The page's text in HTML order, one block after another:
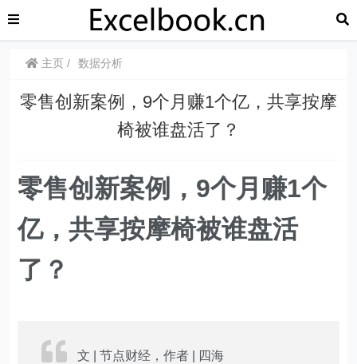
主页 数据分析
​​零售创新案例，9个月赚1个亿，共享按摩
椅被谁盘活了？
​​零售创新案例， 9个月赚1个
亿，共享按摩椅被谁盘活
了？
文 | 节点财经，作者 | 四海